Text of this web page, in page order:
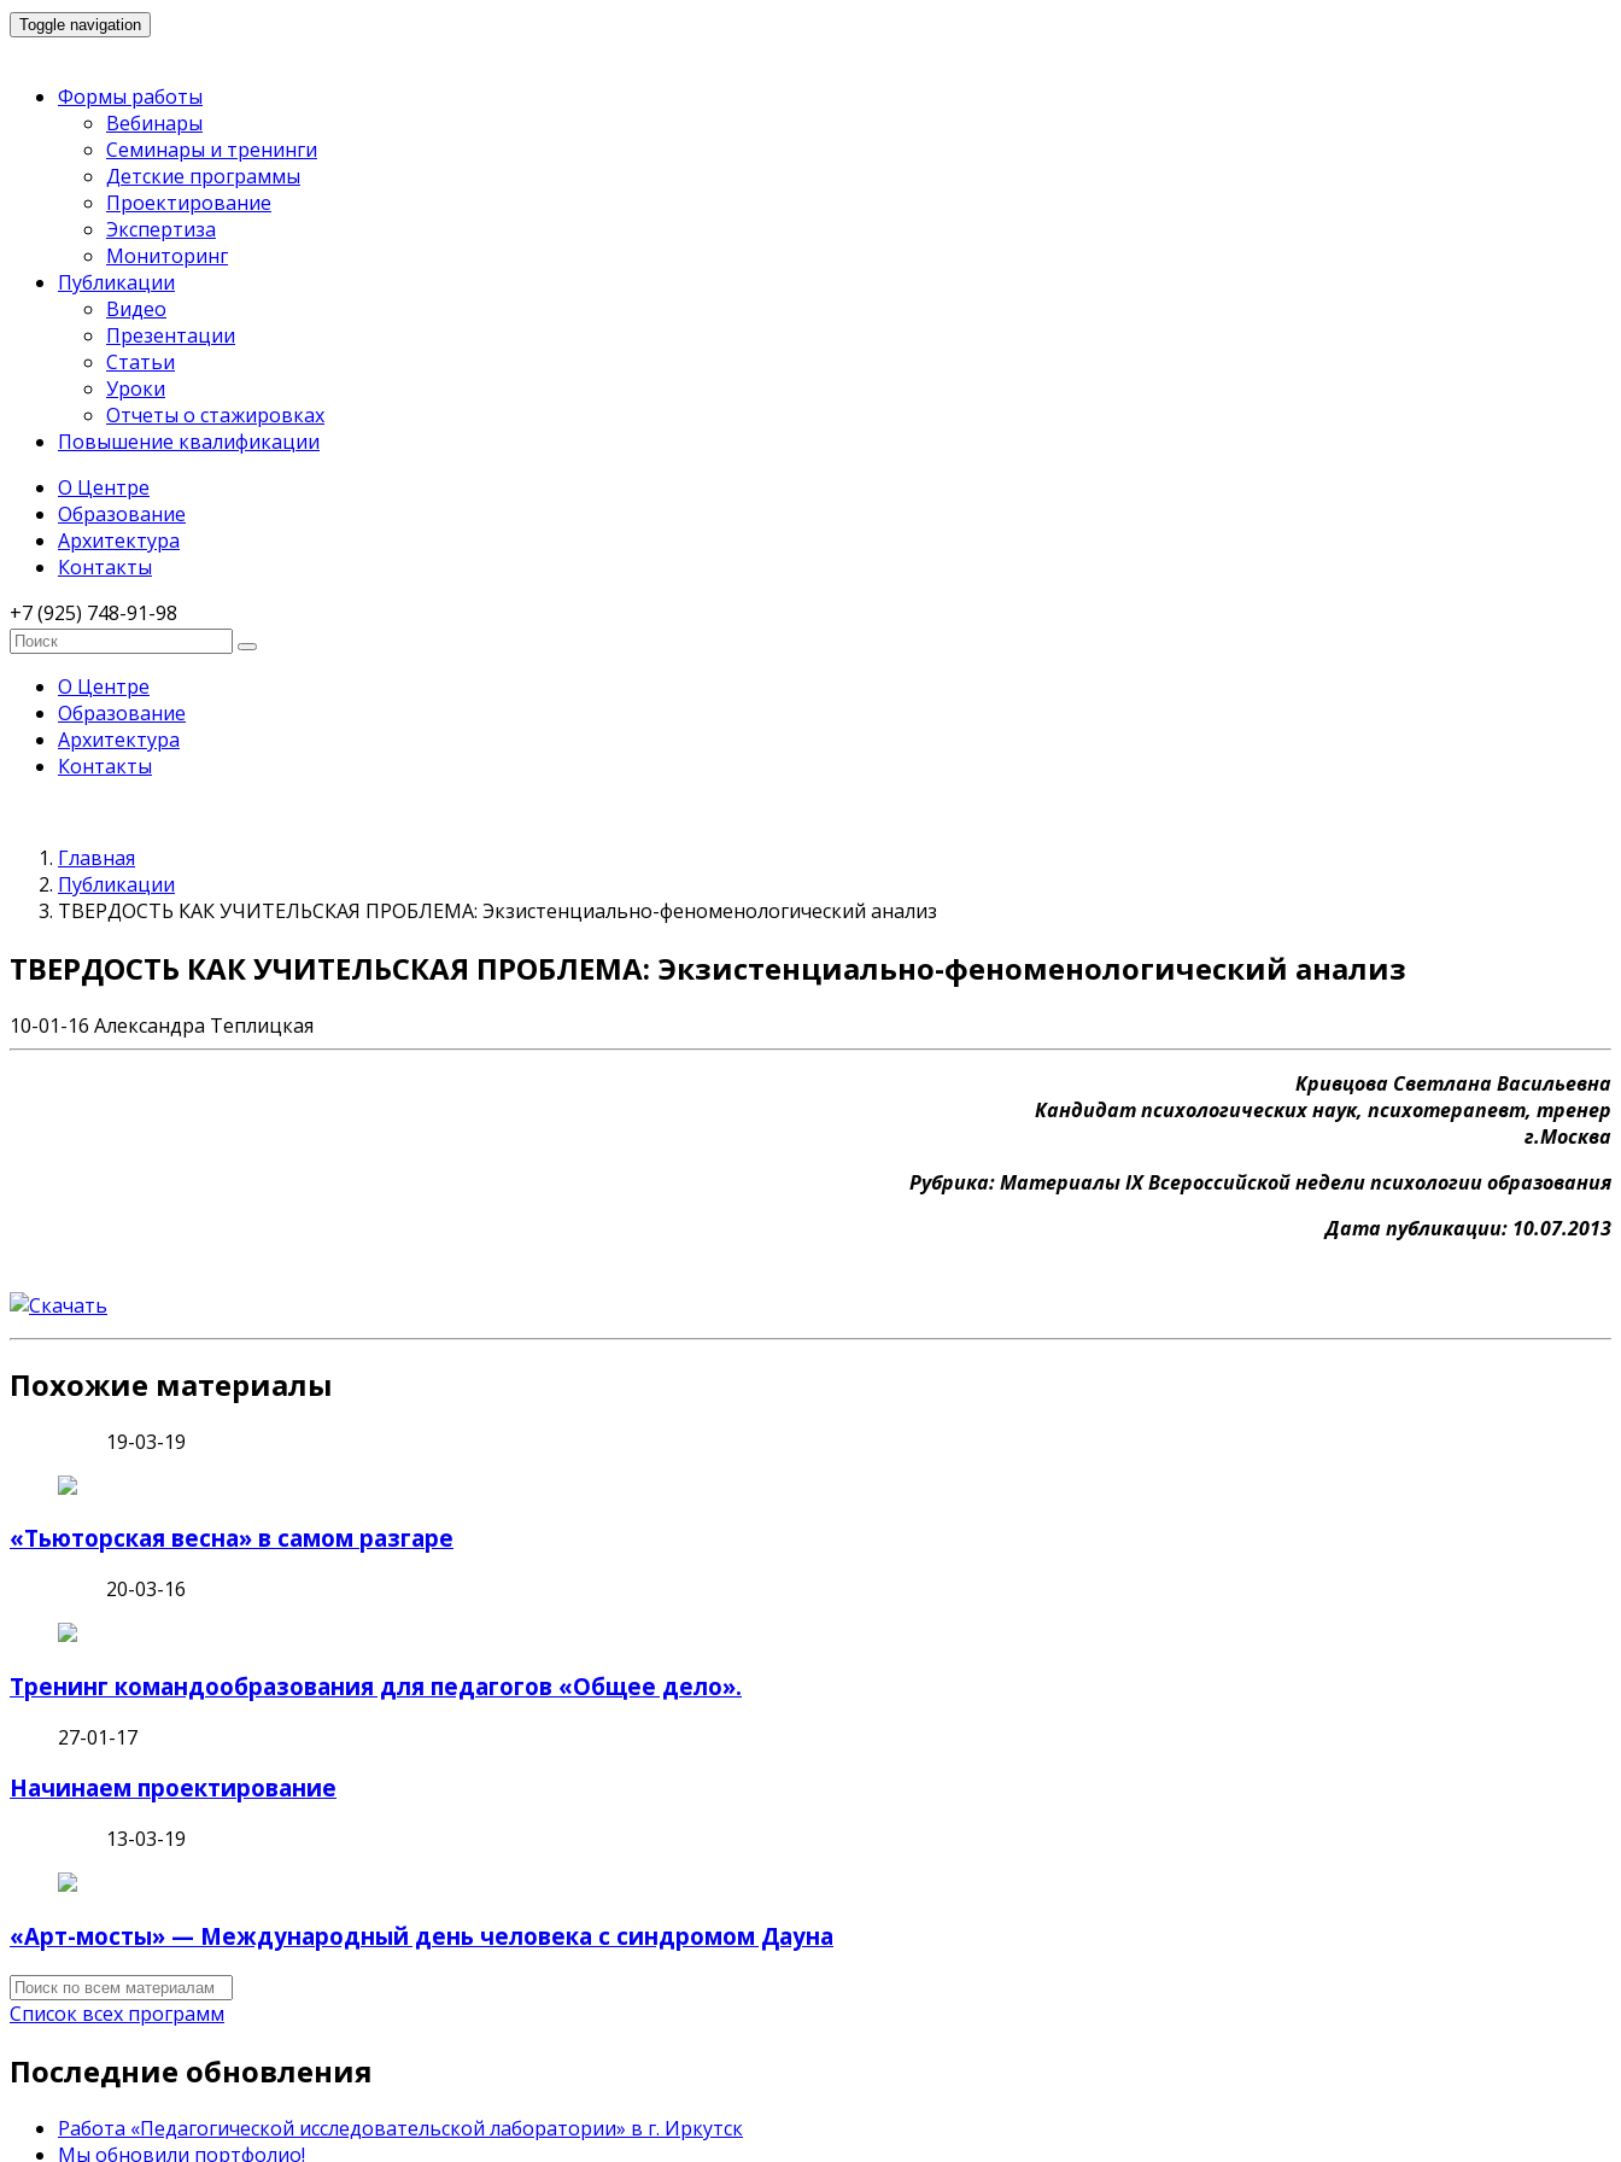
Toggle navigation
Формы работы
Вебинары
Семинары и тренинги
Детские программы
Проектирование
Экспертиза
Мониторинг
Публикации
Видео
Презентации
Статьи
Уроки
Отчеты о стажировках
Повышение квалификации
О Центре
Образование
Архитектура
Контакты
+7 (925) 748-91-98
О Центре
Образование
Архитектура
Контакты
Главная
Публикации
ТВЕРДОСТЬ КАК УЧИТЕЛЬСКАЯ ПРОБЛЕМА: Экзистенциально-феноменологический анализ
ТВЕРДОСТЬ КАК УЧИТЕЛЬСКАЯ ПРОБЛЕМА: Экзистенциально-феноменологический анализ
10-01-16 Александра Теплицкая
Кривцова Светлана Васильевна
Кандидат психологических наук, психотерапевт, тренер
г.Москва
Рубрика: Материалы IX Всероссийской недели психологии образования
Дата публикации: 10.07.2013
Похожие материалы
19-03-19
«Тьюторская весна» в самом разгаре
20-03-16
Тренинг командообразования для педагогов «Общее дело».
27-01-17
Начинаем проектирование
13-03-19
«Арт-мосты» — Международный день человека с синдромом Дауна
Список всех программ
Последние обновления
Работа «Педагогической исследовательской лаборатории» в г. Иркутск
Мы обновили портфолио!